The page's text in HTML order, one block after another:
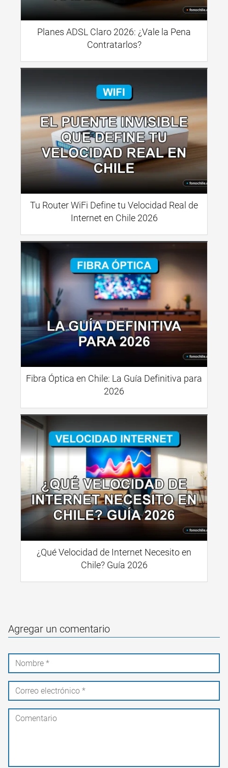
Planes ADSL Claro 2026: ¿Vale la Pena
Contratarlos?
Tu Router WiFi Define tu Velocidad Real de
Internet en Chile 2026
Fibra Óptica en Chile: La Guía Definitiva para
2026
¿Qué Velocidad de Internet Necesito en
Chile? Guía 2026
Agregar un comentario